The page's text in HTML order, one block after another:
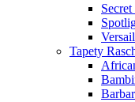
Tapety